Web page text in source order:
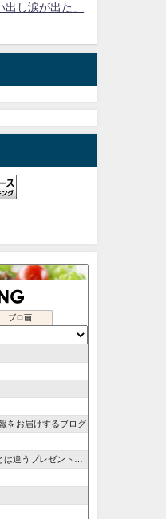
し涙が出た」
ブロ画
をお届けするブログ
うプレゼントに。